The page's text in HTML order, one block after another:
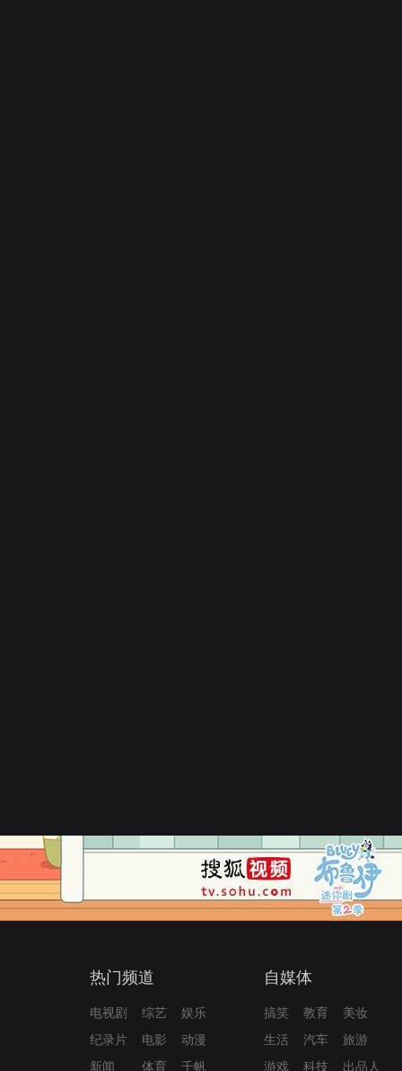
热门频道
电视剧 综艺
娱乐
纪录片
电影
动漫
新闻
体育 千帆
自媒体
搞笑 教育
美妆
生活
汽车
旅游
游戏
科技 出品人